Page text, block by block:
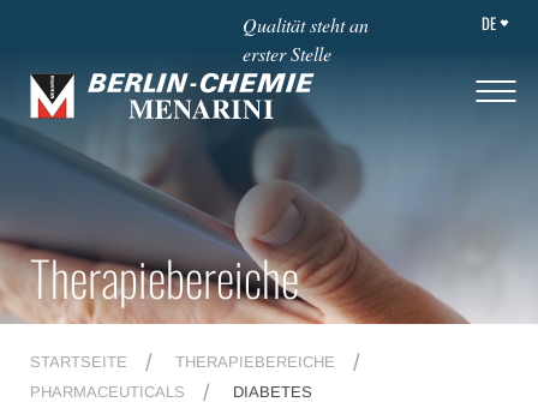
Qualität steht an
erster Stelle
DE
Therapiebereiche
STARTSEITE
THERAPIEBEREICHE
PHARMACEUTICALS
DIABETES